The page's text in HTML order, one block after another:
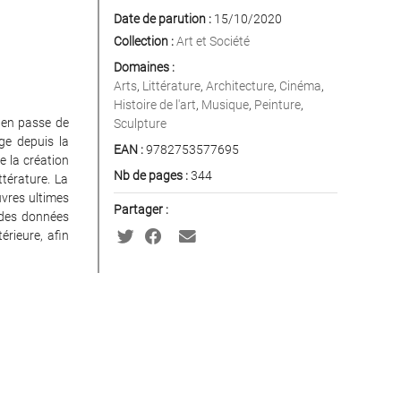
passe de
depuis la
la création
La
ultimes
données
afin
Date de parution :15/10/2020
Collection : Art et Société
Domaines :
Arts, Littérature, Architecture, Cinéma,
Histoire de l'art, Musique, Peinture,
Sculpture
EAN :9782753577695
Nb de pages :344
Partager :